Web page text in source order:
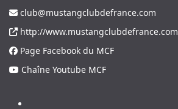
club@mustangclubdefrance.com
http://www.mustangclubdefrance.com
Page Facebook du MCF
Chaîne Youtube MCF